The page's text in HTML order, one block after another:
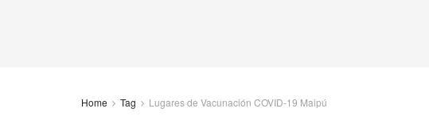
Home Tag Lugares de Vacunación COVID-19 Maipú